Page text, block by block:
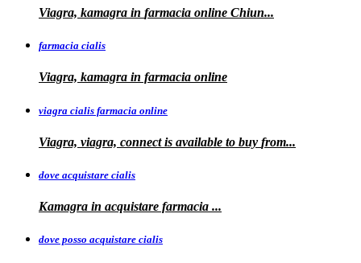
Viagra, kamagra in farmacia online Chiun...
farmacia cialis
Viagra, kamagra in farmacia online
viagra cialis farmacia online
Viagra, viagra, connect is available to buy from...
dove acquistare cialis
Kamagra in acquistare farmacia ...
dove posso acquistare cialis